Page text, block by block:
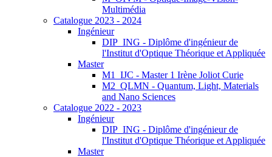
Multimédia
Catalogue 2023 - 2024
Ingénieur
DIP_ING - Diplôme d'ingénieur de
l'Institut d'Optique Théorique et Appliquée
Master
M1_IJC - Master 1 Irène Joliot Curie
M2_QLMN - Quantum, Light, Materials
and Nano Sciences
Catalogue 2022 - 2023
Ingénieur
DIP_ING - Diplôme d'ingénieur de
l'Institut d'Optique Théorique et Appliquée
Master